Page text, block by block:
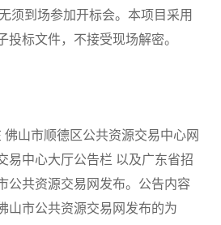
须到场参加开标会。本项目采用
投标文件，不接受现场解密。
山市顺德区公共资源交易中心网
易中心大厅公告栏 以及广东省招
公共资源交易网发布。公告内容
山市公共资源交易网发布的为